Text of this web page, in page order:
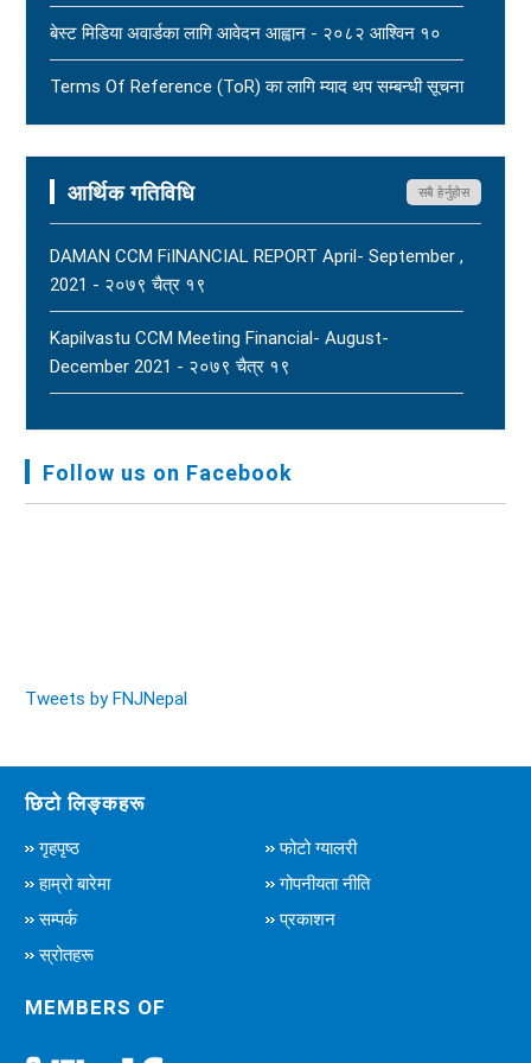
धार्मिक सहिष्णुता, सामाजिक सद्भाव र शान्ति कायम राख्न नेपाल
पत्रकार महासंघको आग्रह - २०८३ साउन १५
New
बेस्ट मिडिया अवार्डका लागि आवेदन आह्वान - २०८२ आश्विन १०
Terms Of Reference (ToR) का लागि म्याद थप सम्बन्धी सूचना
आर्थिक गतिविधि सबै हेर्नुहोस
DAMAN CCM FiINANCIAL REPORT April- September ,
2021 - २०७९ चैत्र १९
Kapilvastu CCM Meeting Financial- August-
December 2021 - २०७९ चैत्र १९
Audit Report FY-2076-077 - २०७७ कार्तिक २३
Follow us on Facebook
Tweets by FNJNepal
छिटो लिङ्कहरू
गृहपृष्ठ
फोटो ग्यालरी
हाम्रो बारेमा
गोपनीयता नीति
सम्पर्क
प्रकाशन
स्रोतहरू
MEMBERS OF